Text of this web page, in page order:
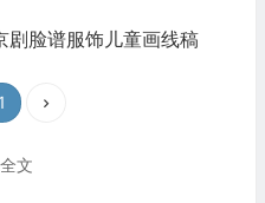
剧脸谱服饰儿童画线稿
1
文